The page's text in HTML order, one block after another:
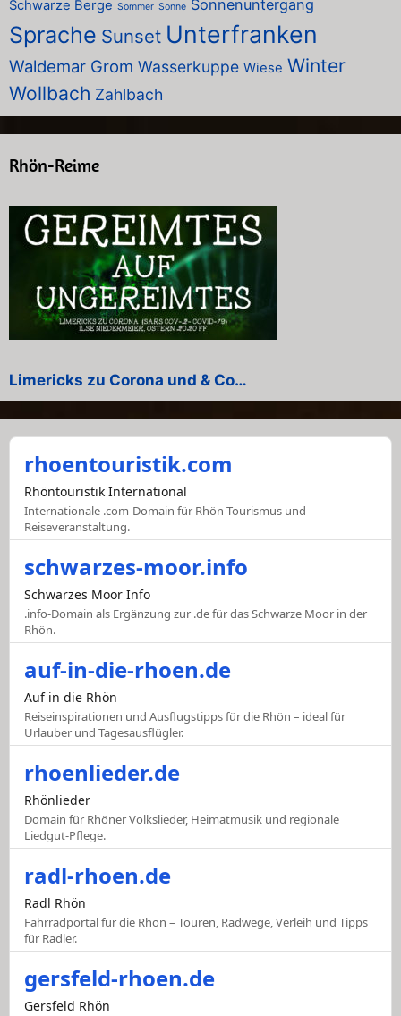
Schwarze Berge Sommer Sonne Sonnenuntergang
Sprache Sunset Unterfranken
Waldemar Grom Wasserkuppe Wiese Winter
Wollbach Zahlbach
Rhön-Reime
Limericks zu Corona und & Co…
rhoentouristik.com
Rhöntouristik International
Internationale .com-Domain für Rhön-Tourismus und
Reiseveranstaltung.
schwarzes-moor.info
Schwarzes Moor Info
.info-Domain als Ergänzung zur .de für das Schwarze Moor in der
Rhön.
auf-in-die-rhoen.de
Auf in die Rhön
Reiseinspirationen und Ausflugstipps für die Rhön – ideal für
Urlauber und Tagesausflügler.
rhoenlieder.de
Rhönlieder
Domain für Rhöner Volkslieder, Heimatmusik und regionale
Liedgut-Pflege.
radl-rhoen.de
Radl Rhön
Fahrradportal für die Rhön – Touren, Radwege, Verleih und Tipps
für Radler.
gersfeld-rhoen.de
Gersfeld Rhön